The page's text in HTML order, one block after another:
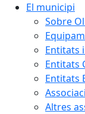
El municipi
Sobre
Entitats
Entitats
Entitats
Altres